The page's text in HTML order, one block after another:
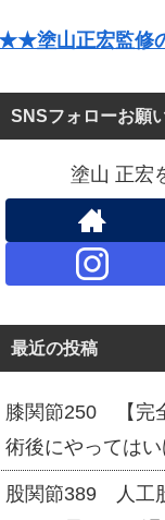
塗山正宏監修
SNSフォローお願
塗山 正宏
最近の投稿
膝関節250 【完
術後にやってはい
股関節389 人工